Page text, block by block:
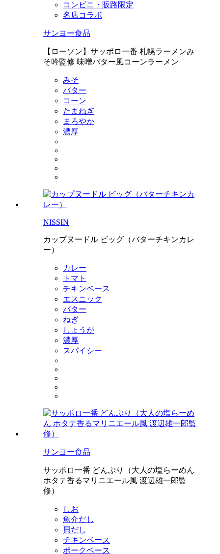
コンビニ・販路限定
名店コラボ
サンヨー食品
【ローソン】サッポロ一番 札幌ラーメンみ
そ吟監修 味噌バター風コーンラーメン
みそ
バター
コーン
たまねぎ
まろやか
濃厚
NISSIN
カップヌードル ビッグ（バターチキンカレ
ー）
カレー
トマト
チキンベース
エスニック
バター
ねぎ
しょうが
濃厚
スパイシー
サンヨー食品
サッポロ一番 どんぶり（大人の塩らーめん
ホタテ香るマリニエール風 渡辺雄一郎監
修）
しお
魚介だし
貝だし
チキンベース
ポークベース